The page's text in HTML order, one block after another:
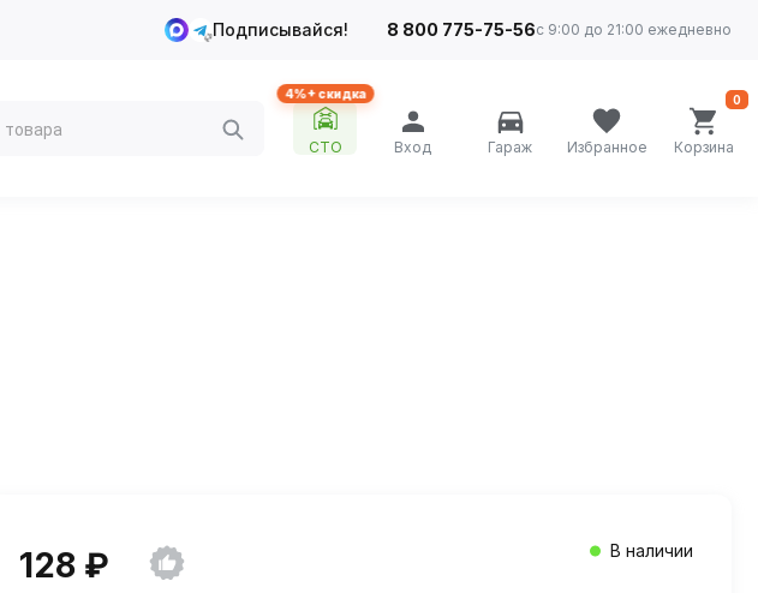
Подписывайся! 8 800 775-75-56с 9:00 до 21:00 ежедневно
4%+ скидка
СТО Вход Гараж Избранное Корзина
0
128 ₽ В наличии